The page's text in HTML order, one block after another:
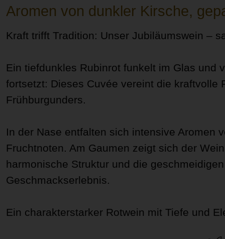
Aromen von dunkler Kirsche,
Kraft trifft Tradition: Unser Jubiläumswein –
Ein tiefdunkles Rubinrot funkelt im Glas und
fortsetzt: Dieses Cuvée vereint die
Frühburgunders.
In der Nase entfalten sich intensive Aromen
Fruchtnoten. Am Gaumen zeigt sich der
harmonische Struktur und die
Geschmackserlebnis.
Ein charakterstarker Rotwein mit Tiefe und